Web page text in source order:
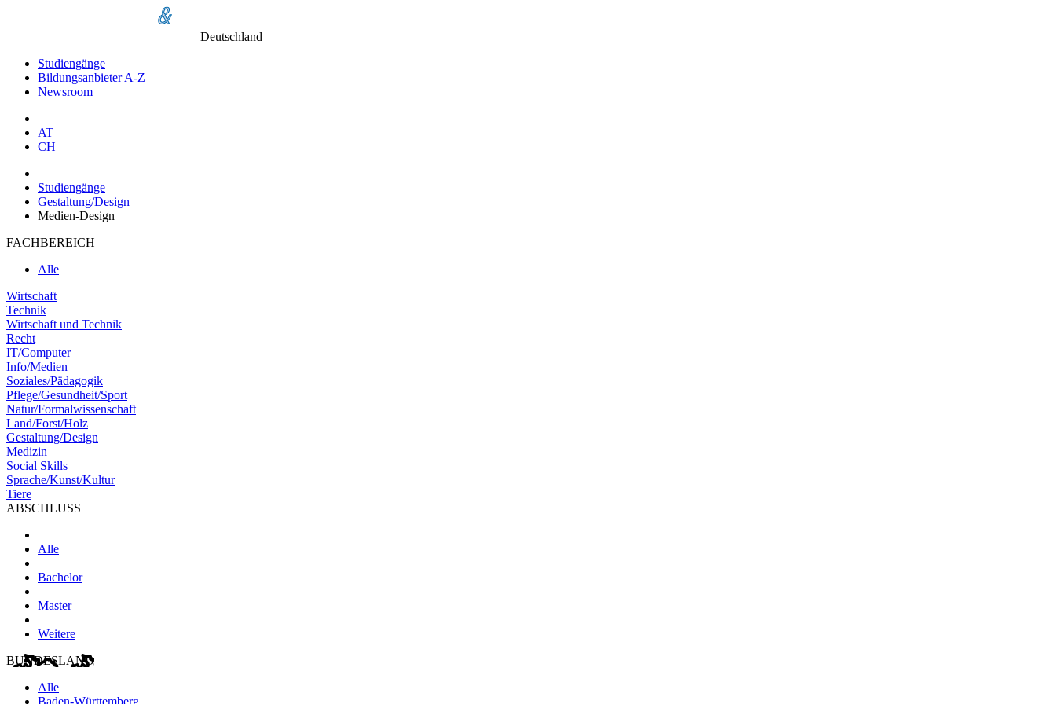
Deutschland
Studiengänge
Bildungsanbieter A-Z
Newsroom
AT
CH
Studiengänge
Gestaltung/Design
Medien-Design
FACHBEREICH
Alle
Wirtschaft
Technik
Wirtschaft und Technik
Recht
IT/Computer
Info/Medien
Soziales/Pädagogik
Pflege/Gesundheit/Sport
Natur/Formalwissenschaft
Land/Forst/Holz
Gestaltung/Design
Medizin
Social Skills
Sprache/Kunst/Kultur
Tiere
ABSCHLUSS
Alle
Bachelor
Master
Weitere
BUNDESLAND
Alle
Baden-Württemberg